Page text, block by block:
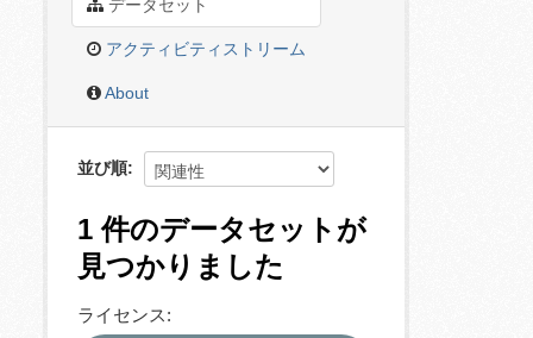
データセット
アクティビティストリーム
About
並び順
1 件のデータセットが
見つかりました
ライセンス: